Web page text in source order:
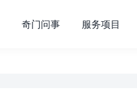
奇门问事 服务项目